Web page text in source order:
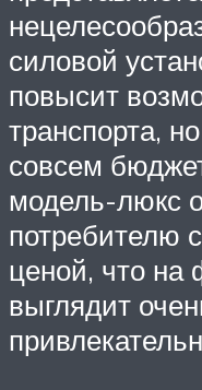
силовой
повысит
транспорта,
совсем
модель-люкс
потребителю
ценой, что на
выглядит